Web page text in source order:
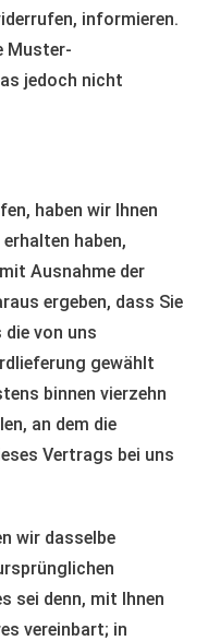
informieren.
Muster-
jedoch nicht
haben wir Ihnen
haben,
Ausnahme der
ergeben, dass Sie
die von uns
gewählt
binnen vierzehn
an dem die
Vertrags bei uns
wir dasselbe
sei denn, mit Ihnen
vereinbart; in